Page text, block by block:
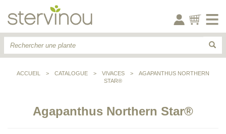
ACCUEIL > CATALOGUE > VIVACES >
AGAPANTHUS NORTHERN
STAR®
Agapanthus Northern Star®